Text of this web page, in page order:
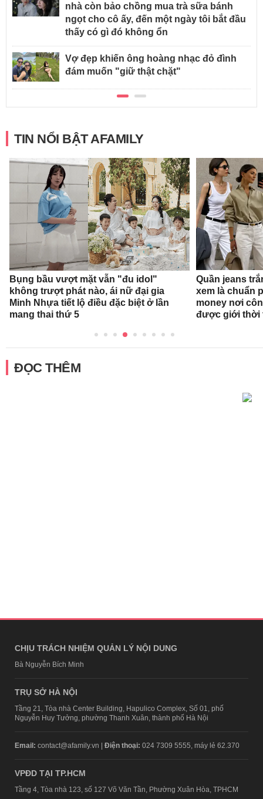
nhà còn bảo chồng mua trà sữa bánh
ngọt cho cô ấy, đến một ngày tôi bắt đầu
thấy có gì đó không ổn
Vợ đẹp khiến ông hoàng nhạc đỏ đình
đám muốn "giữ thật chặt"
TIN NỔI BẬT AFAMILY
Bụng bầu vượt mặt vẫn "đu idol"
không trượt phát nào, ái nữ đại gia
Minh Nhựa tiết lộ điều đặc biệt ở lần
mang thai thứ 5
Quần jeans
xem là chuẩn
money nơi
được giới thời
ĐỌC THÊM
CHỊU TRÁCH NHIỆM QUẢN LÝ NỘI DUNG
Bà Nguyễn Bích Minh
TRỤ SỞ HÀ NỘI
Tầng 21, Tòa nhà Center Building, Hapulico Complex, Số 01, phố
Nguyễn Huy Tưởng, phường Thanh Xuân, thành phố Hà Nội
Email: contact@afamily.vn | Điện thoại: 024 7309 5555, máy lẻ 62.370
VPĐD TẠI TP.HCM
Tầng 4, Tòa nhà 123, số 127 Võ Văn Tần, Phường Xuân Hòa, TPHCM